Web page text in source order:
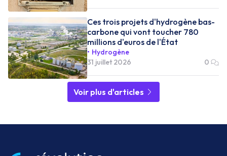
Ces trois projets d'hydrogène bas-
carbone qui vont toucher 780
millions d'euros de l'État
Hydrogène
31 juillet 2026
0
Voir plus d'articles